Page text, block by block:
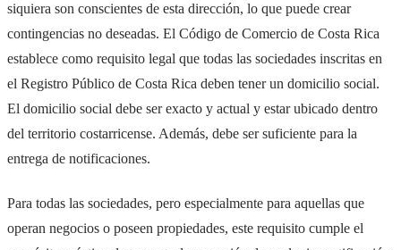
siquiera son conscientes de esta dirección, lo que puede crear
contingencias no deseadas. El Código de Comercio de Costa Rica
establece como requisito legal que todas las sociedades inscritas en
el Registro Público de Costa Rica deben tener un domicilio social.
El domicilio social debe ser exacto y actual y estar ubicado dentro
del territorio costarricense. Además, debe ser suficiente para la
entrega de notificaciones.
Para todas las sociedades, pero especialmente para aquellas que
operan negocios o poseen propiedades, este requisito cumple el